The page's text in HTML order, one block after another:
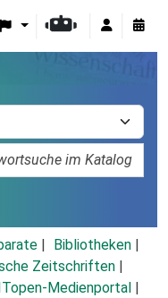
Bibliotheken
Zeitschriften
Medienportal